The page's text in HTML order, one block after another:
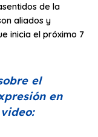
de la
aliados y
inicia el próximo 7
el
en